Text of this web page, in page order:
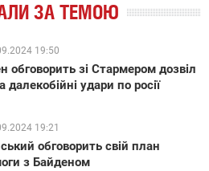
ЗА ТЕМОЮ
19:50
обговорить зі Стармером дозвіл
далекобійні удари по росії
19:21
обговорить свій план
з Байденом